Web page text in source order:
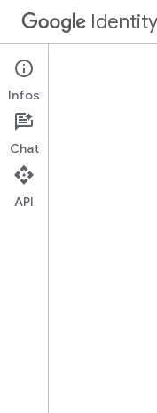
Identity
Ajouter Se connecter
Infos
Chat
API